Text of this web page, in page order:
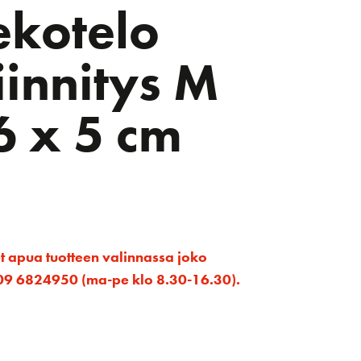
M
x 5 cm
apua tuotteen valinnassa joko
6824950 (ma-pe klo 8.30-16.30).